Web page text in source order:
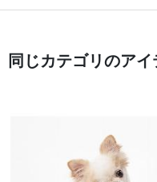
同じカテゴリのアイ